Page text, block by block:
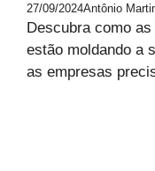
27/09/2024Antônio
Descubra como
estão moldando a
as empresas